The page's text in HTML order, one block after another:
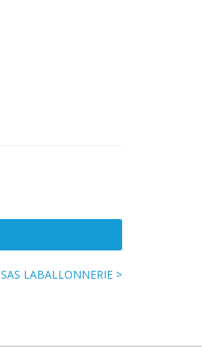
SAS LABALLONNERIE >